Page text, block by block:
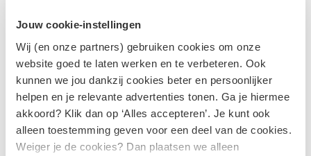
Jouw cookie-instellingen
Wij (en onze partners) gebruiken cookies om onze
website goed te laten werken en te verbeteren. Ook
kunnen we jou dankzij cookies beter en persoonlijker
helpen en je relevante advertenties tonen. Ga je hiermee
akkoord? Klik dan op ‘Alles accepteren’. Je kunt ook
alleen toestemming geven voor een deel van de cookies.
Weiger je de cookies? Dan plaatsen we alleen
van Die Twee rond Emmen goed aan op het
werkgebied van Concordia. Beide bedrijven zijn
van oudsher familiebedrijven waardoor de
bedrijfsculturen goed op elkaar aansluiten.
Concordia kijkt er naar uit om de medewerkers
van Die Twee verder binnen de Concordia familie